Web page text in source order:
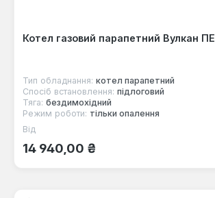
Котел газовий парапетний Вулкан ПЕ
Тип обладнання: котел парапетний
Спосіб встановлення: підлоговий
Тяга: бездимохідний
Режим роботи: тільки опалення
Звичайна ціна:
Від
14 940,00 ₴